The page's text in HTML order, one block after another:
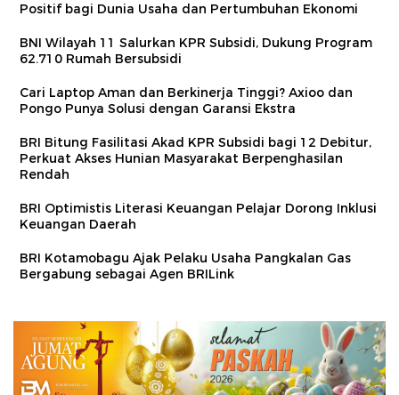
Positif bagi Dunia Usaha dan Pertumbuhan Ekonomi
BNI Wilayah 11 Salurkan KPR Subsidi, Dukung Program
62.710 Rumah Bersubsidi
Cari Laptop Aman dan Berkinerja Tinggi? Axioo dan
Pongo Punya Solusi dengan Garansi Ekstra
BRI Bitung Fasilitasi Akad KPR Subsidi bagi 12 Debitur,
Perkuat Akses Hunian Masyarakat Berpenghasilan
Rendah
BRI Optimistis Literasi Keuangan Pelajar Dorong Inklusi
Keuangan Daerah
BRI Kotamobagu Ajak Pelaku Usaha Pangkalan Gas
Bergabung sebagai Agen BRILink